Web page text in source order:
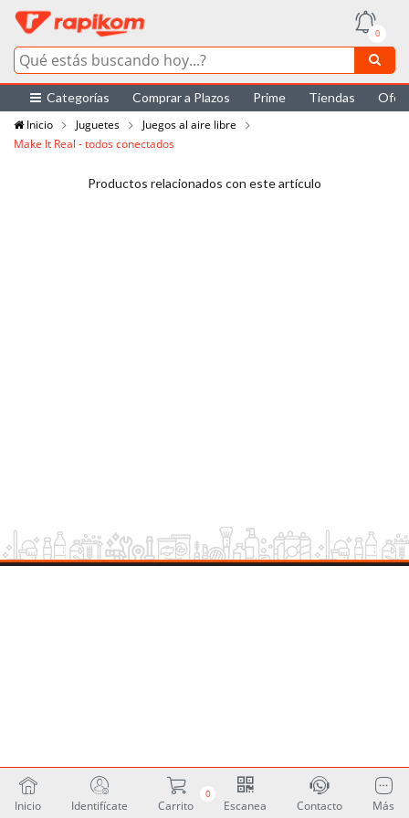
0
Categorías Comprar a Plazos Prime Tiendas
Inicio
Juguetes
Juegos al aire libre
Make It Real - todos conectados
Productos relacionados con este artículo
Inicio Identifícate
0
Carrito Escanea Contacto Más